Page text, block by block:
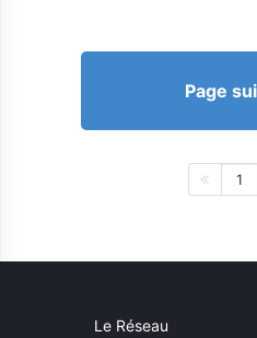
Page
1
Le Réseau